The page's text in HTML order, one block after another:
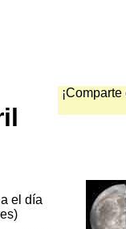
¡Comparte
el día